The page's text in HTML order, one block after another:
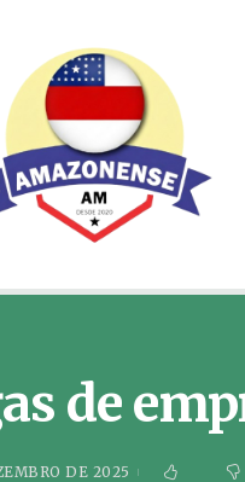
de
DE 2025